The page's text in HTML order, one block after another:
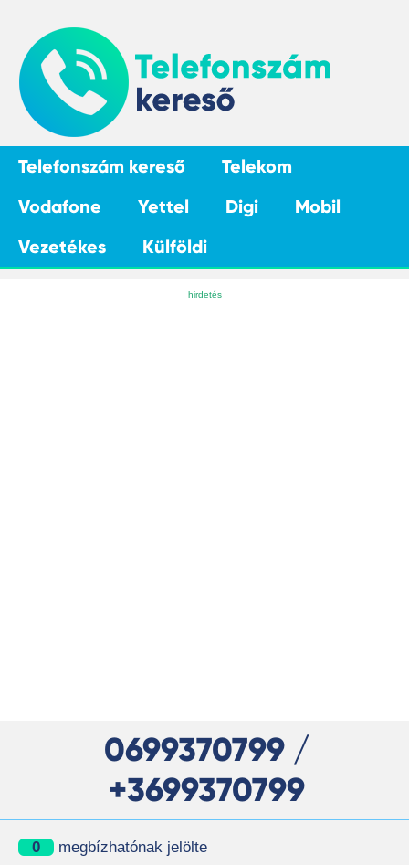
Telefonszám kereső
Telekom
Vodafone
Yettel Digi
Mobil
Vezetékes
Külföldi
0699370799 /
+3699370799
0
megbízhatónak jelölte